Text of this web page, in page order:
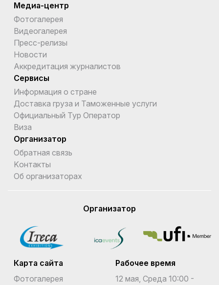
Медиа-центр
Фотогалерея
Видеогалерея
Пресс-релизы
Новости
Аккредитация журналистов
Сервисы
Информация о стране
Доставка груза и Таможенные услуги
Официальный Тур Оператор
Виза
Организатор
Обратная связь
Kонтакты
Об организаторах
Организатор
Карта сайта
Фотогалерея
Рабочее время
12 мая, Среда 10:00 -